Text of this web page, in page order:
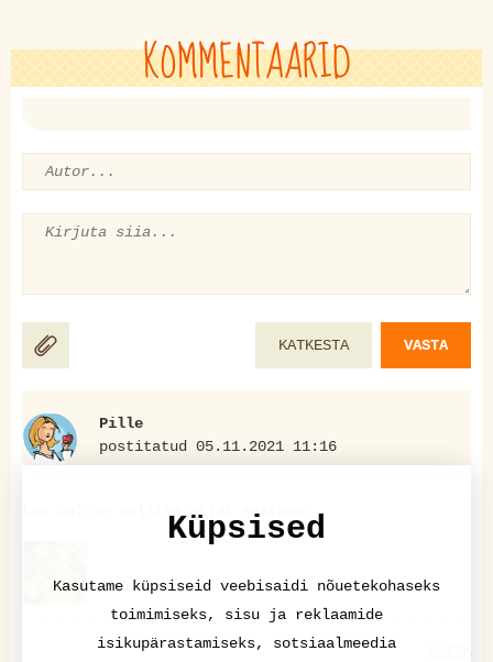
KOMMENTAARID
KATKESTA VASTA
Pille
postitatud 05.11.2021 11:16
Lea Gul on sellise pildi saatnud:
Küpsised
Kasutame küpsiseid veebisaidi nõuetekohaseks
toimimiseks, sisu ja reklaamide
isikupärastamiseks, sotsiaalmeedia